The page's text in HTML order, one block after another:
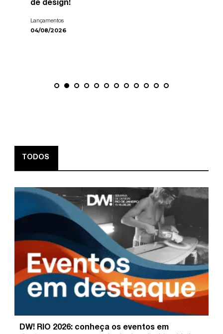
de design!
Lançamentos
04/08/2026
TODOS
DW! RIO 2026: conheça os eventos em